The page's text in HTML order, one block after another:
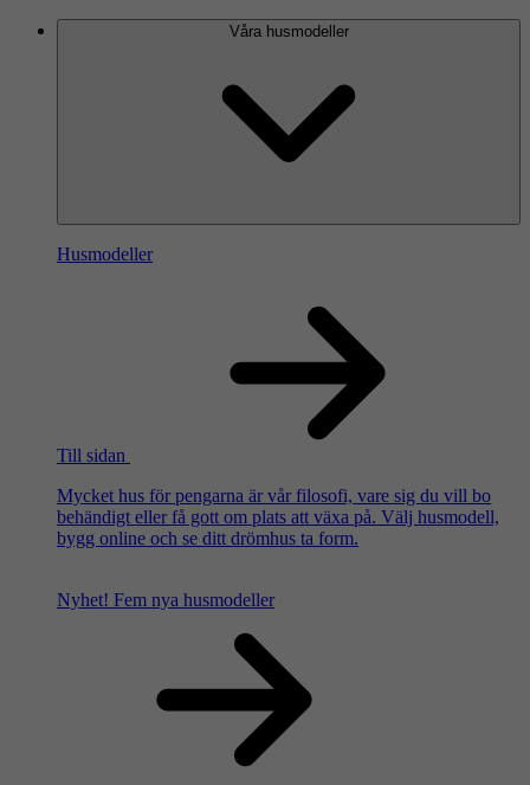
Våra husmodeller
Husmodeller
Till sidan
Mycket hus för pengarna är vår filosofi, vare sig du vill bo
behändigt eller få gott om plats att växa på. Välj husmodell,
bygg online och se ditt drömhus ta form.
Nyhet! Fem nya husmodeller